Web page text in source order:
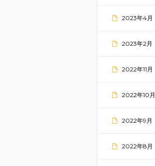
2023年4月
2023年2月
2022年11月
2022年10月
2022年9月
2022年8月